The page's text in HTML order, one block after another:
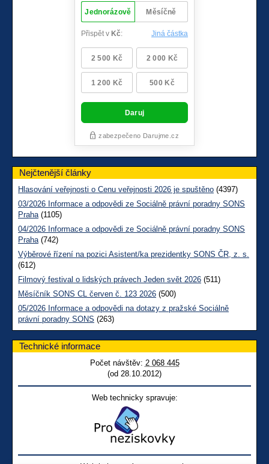
Nejčtenější články
Hlasování veřejnosti o Cenu veřejnosti 2026 je spuštěno (4397)
03/2026 Informace a odpovědi ze Sociálně právní poradny SONS
Praha(1105)
04/2026 Informace a odpovědi ze Sociálně právní poradny SONS
Praha(742)
Výběrové řízení na pozici Asistent/ka prezidentky SONS ČR, z. s.
(612)
Filmový festival o lidských právech Jeden svět 2026 (511)
Měsíčník SONS CL červen č. 123 2026 (500)
05/2026 Informace a odpovědi na dotazy z pražské Sociálně
právní poradny SONS (263)
Technické informace
Počet návštěv: 2 068 445
(od 28.10.2012)
Web technicky spravuje: